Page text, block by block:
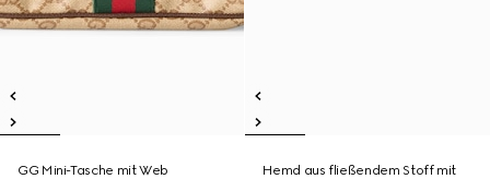
GG Mini-Tasche mit Web
Hemd aus fließendem Stoff mit